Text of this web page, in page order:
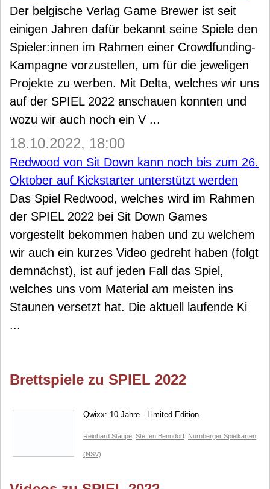
Der belgische Verlag Game Brewer ist seit
einigen Jahren dafür bekannt seine Spiele den
Spieler:innen im Rahmen einer Crowdfunding-
Kampagne vorzustellen, um für die jeweligen
Projekte zu werben. Mit Delta, welches wir uns
auf der SPIEL 2022 anschauen konnten und
wozu wir auch noch ein V ...
18.10.2022, 18:00
Redwood von Sit Down kann noch bis zum 26.
Oktober auf Kickstarter unterstützt werden
Das Spiel Redwood, welches wird im Rahmen
der SPIEL 2022 bei Sit Down Games
vorgestellt bekommen haben und zu welchem
wir auch ein kurzes Video gedreht haben (folgt
demnächst), ist auf jeden Fall das Spiel,
welches uns vom Material am meisten ins
Staunen versetzt hat. Die aktuell laufende Ki
...
Brettspiele zu SPIEL 2022
Qwixx: 10 Jahre - Limited Edition
Reinhard Staupe Steffen Benndorf Nürnberger Spielkarten
(NSV)